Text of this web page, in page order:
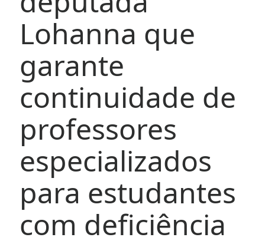
Lohanna que
garante
continuidade de
professores
especializados
para estudantes
com deficiência